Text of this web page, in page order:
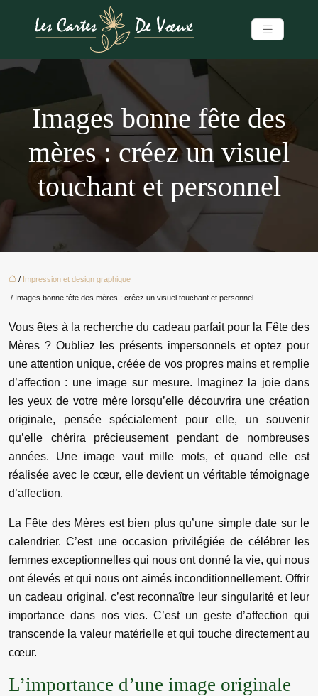
Images bonne fête des
mères : créez un visuel
touchant et personnel
/ Impression et design graphique
/ Images bonne fête des mères : créez un visuel touchant et personnel
Vous êtes à la recherche du cadeau parfait pour la Fête des
Mères ? Oubliez les présents impersonnels et optez pour
une attention unique, créée de vos propres mains et remplie
d’affection : une image sur mesure. Imaginez la joie dans
les yeux de votre mère lorsqu’elle découvrira une création
originale, pensée spécialement pour elle, un souvenir
qu’elle chérira précieusement pendant de nombreuses
années. Une image vaut mille mots, et quand elle est
réalisée avec le cœur, elle devient un véritable témoignage
d’affection.
La Fête des Mères est bien plus qu’une simple date sur le
calendrier. C’est une occasion privilégiée de célébrer les
femmes exceptionnelles qui nous ont donné la vie, qui nous
ont élevés et qui nous ont aimés inconditionnellement. Offrir
un cadeau original, c’est reconnaître leur singularité et leur
importance dans nos vies. C’est un geste d’affection qui
transcende la valeur matérielle et qui touche directement au
cœur.
L’importance d’une image originale